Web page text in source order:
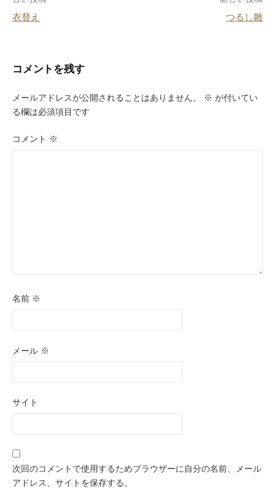
o
k
稿
ビ
ゲ
ー
シ
衣替え つるし雛
コメントを残す
メールアドレスが公開されることはありません。 ※ が付いてい
る欄は必須項目です
コメント ※
名前 ※
メール ※
サイト
次回のコメントで使用するためブラウザーに自分の名前、メール
アドレス、サイトを保存する。